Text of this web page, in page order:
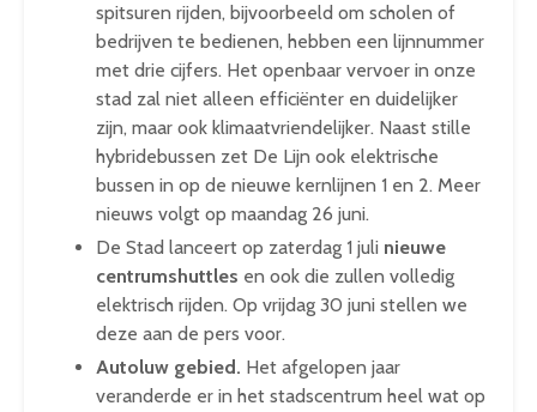
spitsuren rijden, bijvoorbeeld om scholen of
bedrijven te bedienen, hebben een lijnnummer
met drie cijfers. Het openbaar vervoer in onze
stad zal niet alleen efficiënter en duidelijker
zijn, maar ook klimaatvriendelijker. Naast stille
hybridebussen zet De Lijn ook elektrische
bussen in op de nieuwe kernlijnen 1 en 2. Meer
nieuws volgt op maandag 26 juni.
De Stad lanceert op zaterdag 1 juli nieuwe
centrumshuttles en ook die zullen volledig
elektrisch rijden. Op vrijdag 30 juni stellen we
deze aan de pers voor.
Autoluw gebied. Het afgelopen jaar
veranderde er in het stadscentrum heel wat op